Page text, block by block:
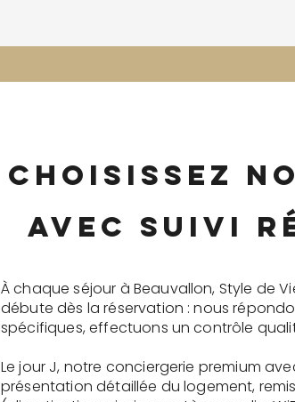
Choisissez
avec suivi
À chaque séjour à Beauvallon, Style de
débute dès la réservation : nous
spécifiques, effectuons un contrôle
Le jour J, notre conciergerie premium
présentation détaillée du logement,